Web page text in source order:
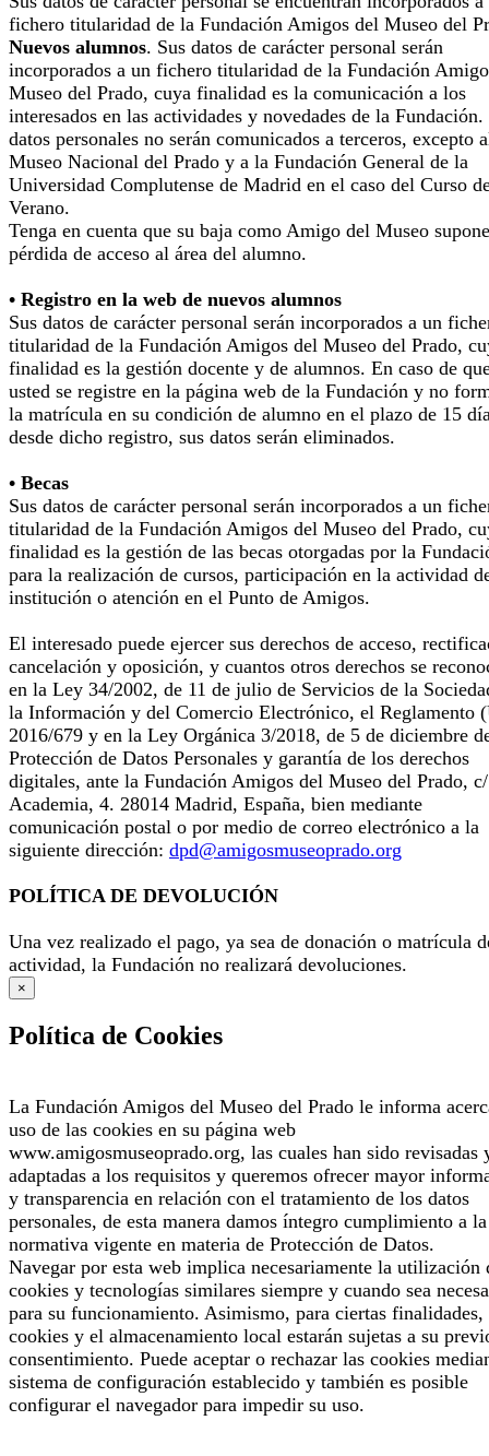
fichero titularidad de la Fundación Amigos del Museo del
Nuevos alumnos. Sus datos de carácter personal serán
incorporados a un fichero titularidad de la Fundación
Museo del Prado, cuya finalidad es la comunicación a los
interesados en las actividades y novedades de la Fundación.
datos personales no serán comunicados a terceros, excepto
Museo Nacional del Prado y a la Fundación General de la
Universidad Complutense de Madrid en el caso del Curso
Verano.
Tenga en cuenta que su baja como Amigo del Museo
pérdida de acceso al área del alumno.
• Registro en la web de nuevos alumnos
Sus datos de carácter personal serán incorporados a un
titularidad de la Fundación Amigos del Museo del Prado,
finalidad es la gestión docente y de alumnos. En caso de
usted se registre en la página web de la Fundación y no
la matrícula en su condición de alumno en el plazo de 15
desde dicho registro, sus datos serán eliminados.
• Becas
Sus datos de carácter personal serán incorporados a un
titularidad de la Fundación Amigos del Museo del Prado,
finalidad es la gestión de las becas otorgadas por la
para la realización de cursos, participación en la actividad
institución o atención en el Punto de Amigos.
El interesado puede ejercer sus derechos de acceso,
cancelación y oposición, y cuantos otros derechos se
en la Ley 34/2002, de 11 de julio de Servicios de la
la Información y del Comercio Electrónico, el Reglamento
2016/679 y en la Ley Orgánica 3/2018, de 5 de diciembre
Protección de Datos Personales y garantía de los derechos
digitales, ante la Fundación Amigos del Museo del Prado,
Academia, 4. 28014 Madrid, España, bien mediante
comunicación postal o por medio de correo electrónico a la
siguiente dirección: dpd@amigosmuseoprado.org
POLÍTICA DE DEVOLUCIÓN
Una vez realizado el pago, ya sea de donación o matrícula
actividad, la Fundación no realizará devoluciones.
×
Política de Cookies
La Fundación Amigos del Museo del Prado le informa
uso de las cookies en su página web
www.amigosmuseoprado.org, las cuales han sido revisadas
adaptadas a los requisitos y queremos ofrecer mayor
y transparencia en relación con el tratamiento de los datos
personales, de esta manera damos íntegro cumplimiento a la
normativa vigente en materia de Protección de Datos.
Navegar por esta web implica necesariamente la utilización
cookies y tecnologías similares siempre y cuando sea
para su funcionamiento. Asimismo, para ciertas finalidades,
cookies y el almacenamiento local estarán sujetas a su
consentimiento. Puede aceptar o rechazar las cookies
sistema de configuración establecido y también es posible
configurar el navegador para impedir su uso.